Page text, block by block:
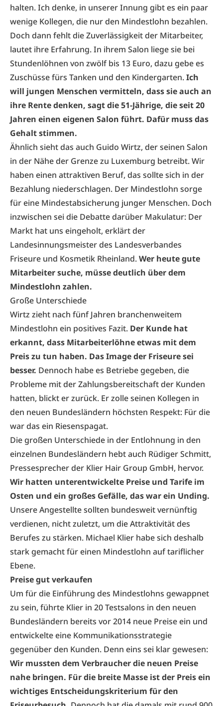
halten. Ich denke, in unserer Innung gibt es ein paar
wenige Kollegen, die nur den Mindestlohn bezahlen.
Doch dann fehlt die Zuverlässigkeit der Mitarbeiter,
lautet ihre Erfahrung. In ihrem Salon liege sie bei
Stundenlöhnen von zwölf bis 13 Euro, dazu gebe es
Zuschüsse fürs Tanken und den Kindergarten.Ich
will jungen Menschen vermitteln, dass sie auch an
ihre Rente denken, sagt die 51-Jährige, die seit 20
Jahren einen eigenen Salon führt. Dafür muss das
Gehalt stimmen.
Ähnlich sieht das auch Guido Wirtz, der seinen Salon
in der Nähe der Grenze zu Luxemburg betreibt. Wir
haben einen attraktiven Beruf, das sollte sich in der
Bezahlung niederschlagen. Der Mindestlohn sorge
für eine Mindestabsicherung junger Menschen. Doch
inzwischen sei die Debatte darüber Makulatur: Der
Markt hat uns eingeholt, erklärt der
Landesinnungsmeister des Landesverbandes
Friseure und Kosmetik Rheinland.Wer heute gute
Mitarbeiter suche, müsse deutlich über dem
Mindestlohn zahlen.
Große Unterschiede
Wirtz zieht nach fünf Jahren branchenweitem
Mindestlohn ein positives Fazit. Der Kunde hat
erkannt, dass Mitarbeiterlöhne etwas mit dem
Preis zu tun haben. Das Image der Friseure sei
besser. Dennoch habe es Betriebe gegeben, die
Probleme mit der Zahlungsbereitschaft der Kunden
hatten, blickt er zurück. Er zolle seinen Kollegen in
den neuen Bundesländern höchsten Respekt: Für die
war das ein Riesenspagat.
Die großen Unterschiede in der Entlohnung in den
einzelnen Bundesländern hebt auch Rüdiger Schmitt,
Pressesprecher der Klier Hair Group GmbH, hervor.
Wir hatten unterentwickelte Preise und Tarife im
Osten und ein großes Gefälle, das war ein Unding.
Unsere Angestellte sollten bundesweit vernünftig
verdienen, nicht zuletzt, um die Attraktivität des
Berufes zu stärken. Michael Klier habe sich deshalb
stark gemacht für einen Mindestlohn auf tariflicher
Ebene.
Preise gut verkaufen
Um für die Einführung des Mindestlohns gewappnet
zu sein, führte Klier in 20 Testsalons in den neuen
Bundesländern bereits vor 2014 neue Preise ein und
entwickelte eine Kommunikationsstrategie
gegenüber den Kunden. Denn eins sei klar gewesen:
Wir mussten dem Verbraucher die neuen Preise
nahe bringen. Für die breite Masse ist der Preis ein
wichtiges Entscheidungskriterium für den